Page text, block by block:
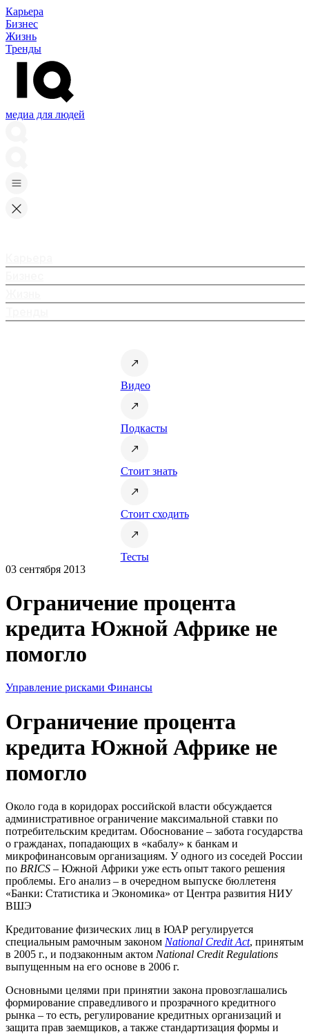
Карьера
Бизнес
Жизнь
Тренды
медиа для людей
Видео
Подкасты
Стоит знать
Стоит сходить
Тесты
03 сентября 2013
Ограничение процента
кредита Южной Африке не
помогло
Управление рисками Финансы
Ограничение процента
кредита Южной Африке не
помогло
Около года в коридорах российской власти обсуждается
административное ограничение максимальной ставки по
потребительским кредитам. Обоснование – забота государства
о гражданах, попадающих в «кабалу» к банкам и
микрофинансовым организациям. У одного из соседей России
по BRICS – Южной Африки уже есть опыт такого решения
проблемы. Его анализ – в очередном выпуске бюллетеня
«Банки: Статистика и Экономика» от Центра развития НИУ
ВШЭ
Кредитование физических лиц в ЮАР регулируется
специальным рамочным законом National Credit Act, принятым
в 2005 г., и подзаконным актом National Credit Regulations
выпущенным на его основе в 2006 г.
Основными целями при принятии закона провозглашались
формирование справедливого и прозрачного кредитного
рынка – то есть, регулирование кредитных организаций и
защита прав заемщиков, а также стандартизация формы и